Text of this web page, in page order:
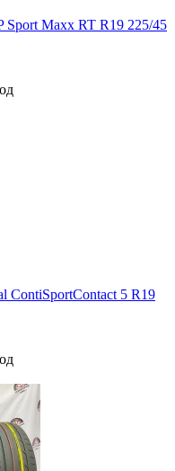
Maxx RT R19 225/45
5 R19